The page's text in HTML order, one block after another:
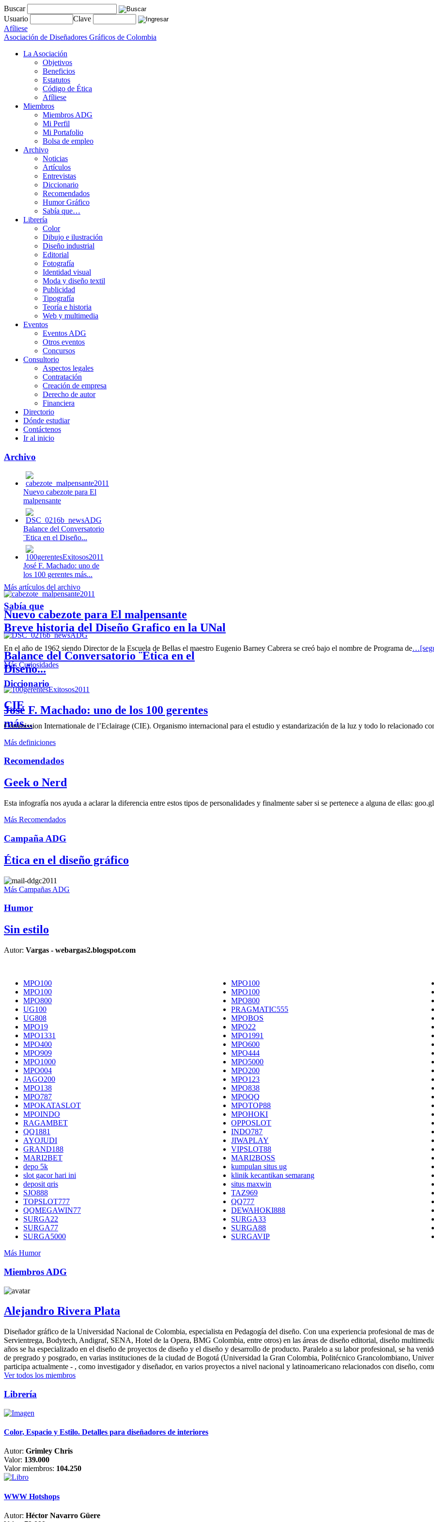
Buscar
Usuario
Clave
Afíliese
Asociación de Diseñadores Gráficos de Colombia
La Asociación
Objetivos
Beneficios
Estatutos
Código de Ética
Afíliese
Miembros
Miembros ADG
Mi Perfil
Mi Portafolio
Bolsa de empleo
Archivo
Noticias
Artículos
Entrevistas
Diccionario
Recomendados
Humor Gráfico
Sabía que…
Librería
Color
Dibujo e ilustración
Diseño industrial
Editorial
Fotografía
Identidad visual
Moda y diseño textil
Publicidad
Tipografía
Teoría e historia
Web y multimedia
Eventos
Eventos ADG
Otros eventos
Concursos
Consultorio
Aspectos legales
Contratación
Creación de empresa
Derecho de autor
Financiera
Directorio
Dónde estudiar
Contáctenos
Ir al inicio
Archivo
Nuevo cabezote para El
malpensante
Balance del Conversatorio
¨Etica en el Diseño...
José F. Machado: uno de
los 100 gerentes más...
Nuevo cabezote para El malpensante
Balance del Conversatorio ¨Etica en el
Diseño...
José F. Machado: uno de los 100 gerentes
más...
Más artículos del archivo
Sabía que
Breve historia del Diseño Grafico en la UNal
En el año de 1962 siendo Director de la Escuela de Bellas el maestro Eugenio Barney Cabrera se creó bajo el nombre de Programa de
Más Curiosidades
Diccionario
CIE
Commission Internationale de l’Eclairage (CIE). Organismo internacional para el estudio y estandarización de la luz y todo lo relacionado
Más definiciones
Recomendados
Geek o Nerd
Esta infografía nos ayuda a aclarar la diferencia entre estos tipos de personalidades y finalmente saber si se pertenece a alguna de ellas:
Más Recomendados
Campaña ADG
Ética en el diseño gráfico
Más Campañas ADG
Humor
Sin estilo
Autor: Vargas - webargas2.blogspot.com
MPO100 MPO100
MPO100
MPO100
MPO800
MPO800
UG100
PRAGMATIC555
UG808
MPOBOS
MPO19
MPO22
MPO1331
MPO1991
MPO400
MPO600
MPO909
MPO444
MPO1000
MPO5000
MPO004
MPO200
JAGO200
MPO123
MPO138
MPO838
MPO787
MPOQQ
MPOKATASLOT
MPOTOP88
MPOINDO
MPOHOKI
RAGAMBET
OPPOSLOT
QQ1881
INDO787
AYOJUDI
JIWAPLAY
GRAND188
VIPSLOT88
MARI2BET
MARI2BOSS
depo 5k
kumpulan situs ug
slot gacor hari ini
klinik kecantikan semarang
deposit qris
situs maxwin
SJO888
TAZ969
TOPSLOT777
QQ777
QQMEGAWIN77
DEWAHOKI888
SURGA22
SURGA33
SURGA77
SURGA88
SURGA5000
SURGAVIP
Más Humor
Miembros ADG
Alejandro Rivera Plata
Diseñador gráfico de la Universidad Nacional de Colombia, especialista en Pedagogía del diseño. Con una experiencia profesional de mas
Servientrega, Bodytech, Andigraf, SENA, Hotel de la Opera, BMG Colombia, entre otros) en las áreas de diseño editorial, diseño
años se ha especializado en el diseño de proyectos de diseño y el diseño y desarrollo de producto. Paralelo a su labor profesional, se ha
de pregrado y posgrado, en varias instituciones de la ciudad de Bogotá (Universidad la Gran Colombia, Politécnico Grancolombiano,
participa actualmente - , como investigador y diseñador, en varios proyectos a nivel nacional y latinoamericano relacionados con diseño,
Ver todos los miembros
Librería
Color, Espacio y Estilo. Detalles para diseñadores de interiores
Autor: Grimley Chris
Valor: 139.000
Valor miembros: 104.250
WWW Hotshops
Autor: Héctor Navarro Güere